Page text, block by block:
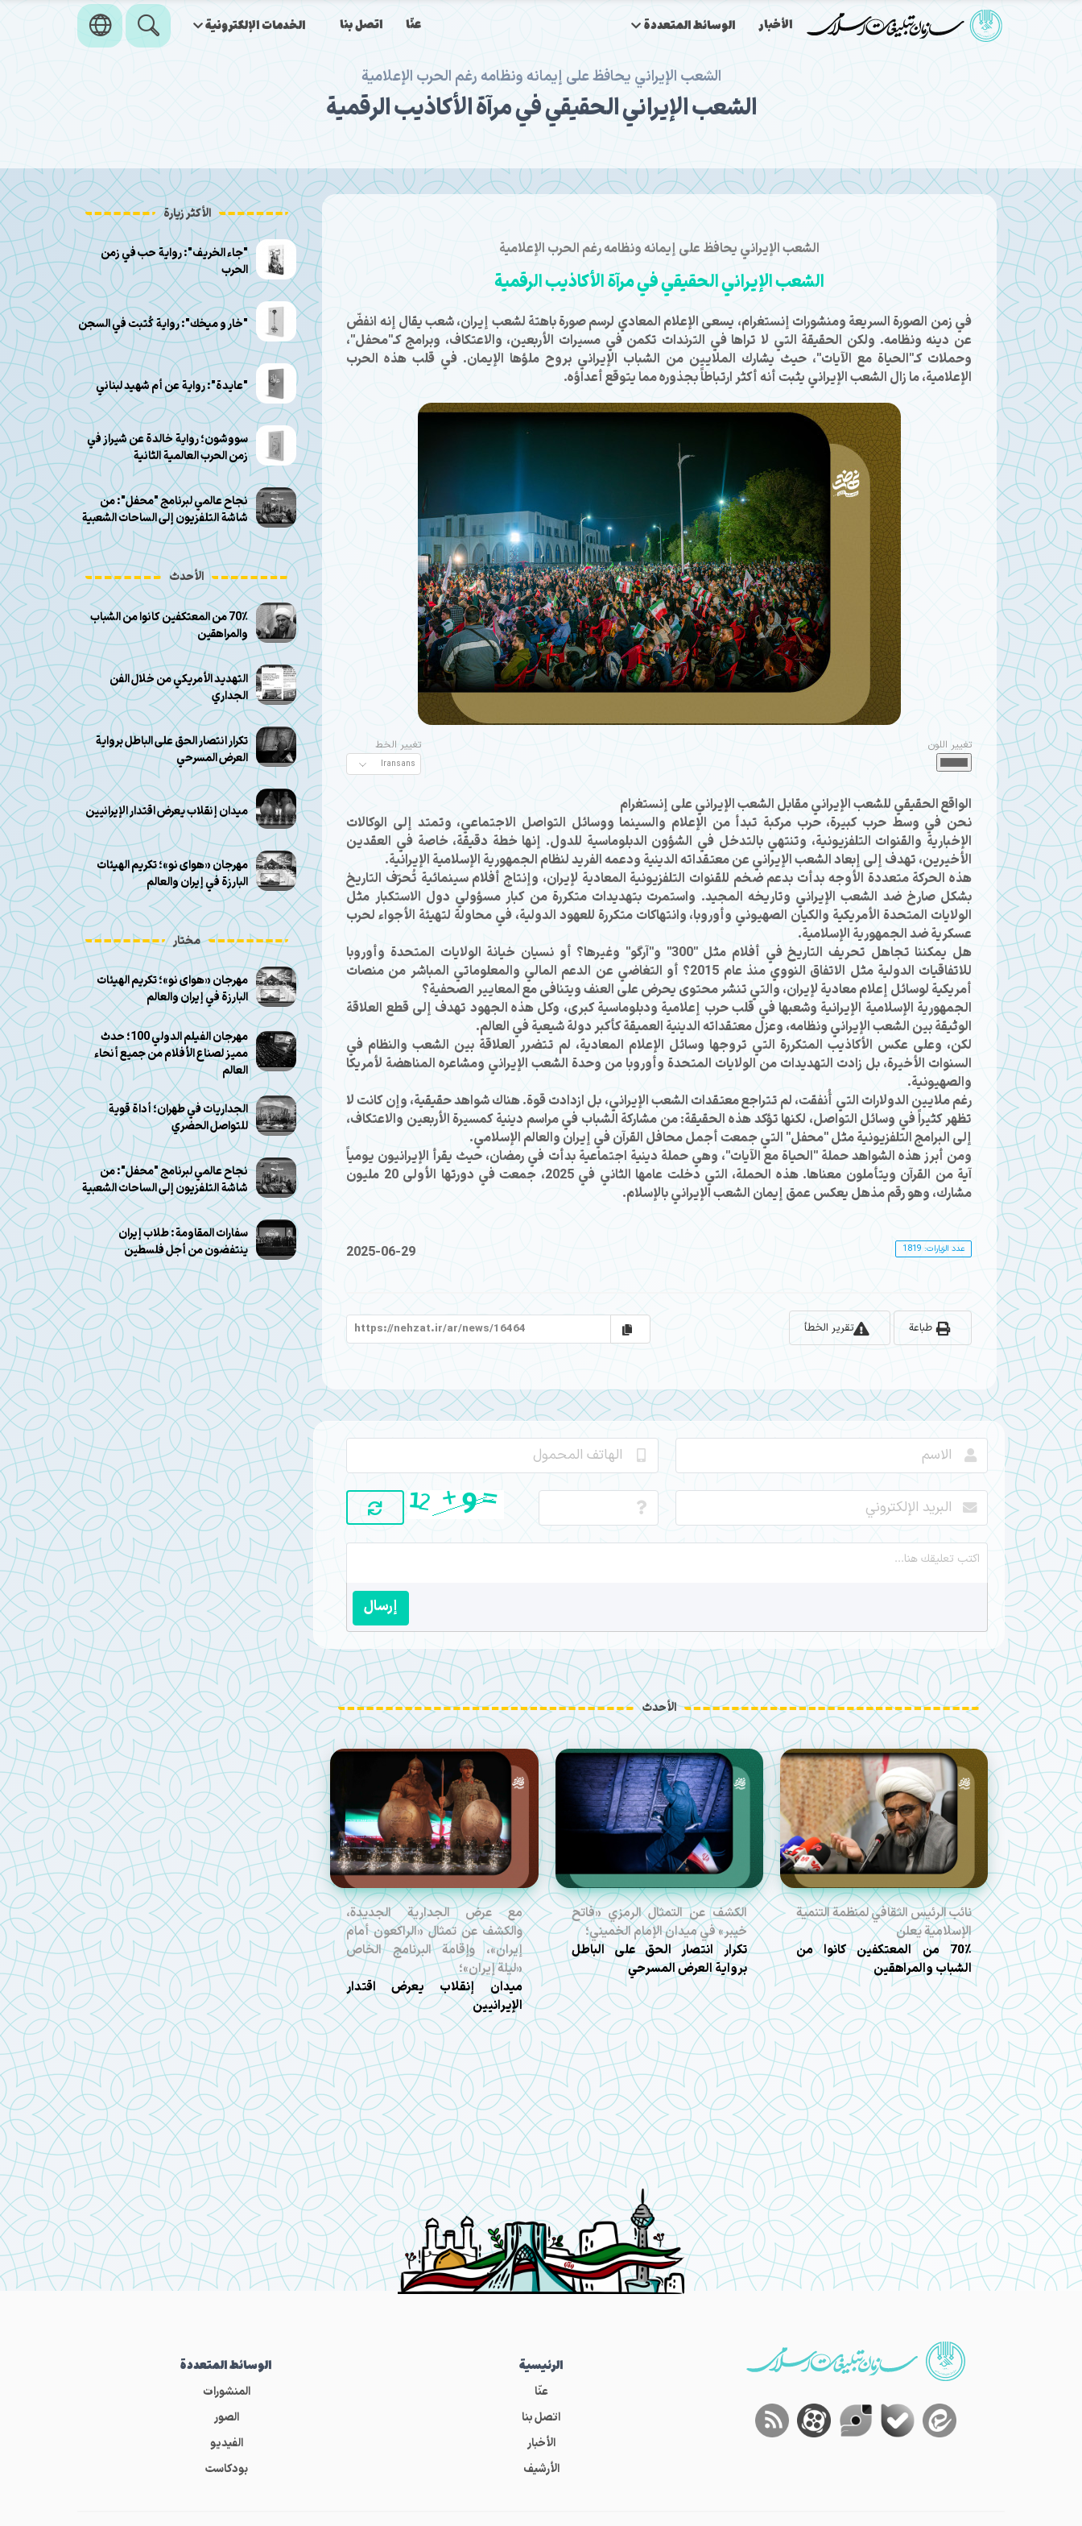
الأخبار الوسائط المتعددة عنّا اتصل بنا الخدمات الإلكترونية
الشعب الإيراني يحافظ على إيمانه ونظامه رغم الحرب الإعلامية
الشعب الإيراني الحقيقي في مرآة الأكاذيب الرقمية
الشعب الإيراني يحافظ على إيمانه ونظامه رغم الحرب الإعلامية
الشعب الإيراني الحقيقي في مرآة الأكاذيب الرقمية
في زمن الصورة السريعة ومنشورات إنستغرام، يسعى الإعلام المعادي لرسم صورة باهتة لشعب إيران، شعب يقال إنه انفضّ
عن دينه ونظامه. ولكن الحقيقة التي لا تراها في الترندات تكمن في مسيرات الأربعين، والاعتكاف، وبرامج كـ"محفل"،
وحملات كـ"الحياة مع الآيات"، حيث يشارك الملايين من الشباب الإيراني بروح ملؤها الإيمان. في قلب هذه الحرب
الإعلامية، ما زال الشعب الإيراني يثبت أنه أكثر ارتباطاً بجذوره مما يتوقع أعداؤه.
تغيير اللون تغيير الخط
الواقع الحقيقي للشعب الإيراني مقابل الشعب الإيراني على إنستغرام
نحن في وسط حرب كبيرة، حرب مركبة تبدأ من الإعلام والسينما ووسائل التواصل الاجتماعي، وتمتد إلى الوكالات
الإخبارية والقنوات التلفزيونية، وتنتهي بالتدخل في الشؤون الدبلوماسية للدول. إنها خطة دقيقة، خاصة في العقدين
الأخيرين، تهدف إلى إبعاد الشعب الإيراني عن معتقداته الدينية ودعمه الفريد لنظام الجمهورية الإسلامية الإيرانية.
هذه الحركة متعددة الأوجه بدأت بدعم ضخم للقنوات التلفزيونية المعادية لإيران، وإنتاج أفلام سينمائية تُحرّف التاريخ
بشكل صارخ ضد الشعب الإيراني وتاريخه المجيد. واستمرت بتهديدات متكررة من كبار مسؤولي دول الاستكبار مثل
الولايات المتحدة الأمريكية والكيان الصهيوني وأوروبا، وانتهاكات متكررة للعهود الدولية، في محاولة لتهيئة الأجواء لحرب
عسكرية ضد الجمهورية الإسلامية.
هل يمكننا تجاهل تحريف التاريخ في أفلام مثل "300" و"آرگو" وغيرها؟ أو نسيان خيانة الولايات المتحدة وأوروبا
للاتفاقيات الدولية مثل الاتفاق النووي منذ عام 2015؟ أو التغاضي عن الدعم المالي والمعلوماتي المباشر من منصات
أمريكية لوسائل إعلام معادية لإيران، والتي تنشر محتوى يحرض على العنف ويتنافى مع المعايير الصحفية؟
الجمهورية الإسلامية الإيرانية وشعبها في قلب حرب إعلامية ودبلوماسية كبرى، وكل هذه الجهود تهدف إلى قطع العلاقة
الوثيقة بين الشعب الإيراني ونظامه، وعزل معتقداته الدينية العميقة كأكبر دولة شيعية في العالم.
لكن، وعلى عكس الأكاذيب المتكررة التي تروجها وسائل الإعلام المعادية، لم تتضرر العلاقة بين الشعب والنظام في
السنوات الأخيرة، بل زادت التهديدات من الولايات المتحدة وأوروبا من وحدة الشعب الإيراني ومشاعره المناهضة لأمريكا
والصهيونية.
رغم ملايين الدولارات التي أُنفقت، لم تتراجع معتقدات الشعب الإيراني، بل ازدادت قوة. هناك شواهد حقيقية، وإن كانت لا
تظهر كثيراً في وسائل التواصل، لكنها تؤكد هذه الحقيقة: من مشاركة الشباب في مراسم دينية كمسيرة الأربعين والاعتكاف،
إلى البرامج التلفزيونية مثل "محفل" التي جمعت أجمل محافل القرآن في إيران والعالم الإسلامي.
ومن أبرز هذه الشواهد حملة "الحياة مع الآيات"، وهي حملة دينية اجتماعية بدأت في رمضان، حيث يقرأ الإيرانيون يومياً
آية من القرآن ويتأملون معناها. هذه الحملة، التي دخلت عامها الثاني في 2025، جمعت في دورتها الأولى 20 مليون
مشارك، وهو رقم مذهل يعكس عمق إيمان الشعب الإيراني بالإسلام.
2025-06-29 عدد الزيارات: 1819
تقرير الخطأ طباعة
إرسال
الأحدث
نائب الرئيس الثقافي لمنظمة التنمية
الإسلامية يعلن
70٪ من المعتكفين كانوا من
الشباب والمراهقين
الكشف عن التمثال الرمزي «فاتح
خيبر» في ميدان الإمام الخميني؛
تكرار انتصار الحق على الباطل
برواية العرض المسرحي
مع عرض الجدارية الجديدة،
والكشف عن تمثال «الراكعون أمام
إيران»، وإقامة البرنامج الخاص
«ليلة إيران»؛
ميدان إنقلاب يعرض اقتدار
الإيرانيين
الأكثر زيارة
"جاء الخريف": رواية حب في زمن
الحرب
"خار و ميخك": رواية كُتبت في السجن
"عايدة": رواية عن أم شهيد لبناني
سووشون؛ رواية خالدة عن شيراز في
زمن الحرب العالمية الثانية
نجاح عالمي لبرنامج "محفل": من
شاشة التلفزيون إلى الساحات الشعبية
الأحدث
70٪ من المعتكفين كانوا من الشباب
والمراهقين
التهديد الأمريكي من خلال الفن
الجداري
تكرار انتصار الحق على الباطل برواية
العرض المسرحي
ميدان إنقلاب يعرض اقتدار الإيرانيين
مهرجان «هوای نو»؛ تكريم الهيئات
البارزة في إيران والعالم
مختار
مهرجان «هوای نو»؛ تكريم الهيئات
البارزة في إيران والعالم
مهرجان الفيلم الدولي 100؛ حدث
مميز لصناع الأفلام من جميع أنحاء
العالم
الجداريات في طهران؛ أداة قوية
للتواصل الحضري
نجاح عالمي لبرنامج "محفل": من
شاشة التلفزيون إلى الساحات الشعبية
سفارات المقاومة: طلاب إيران
ينتفضون من أجل فلسطين
الرئيسية
عنّا
اتصل بنا
الأخبار
الأرشيف
الوسائط المتعددة
المنشورات
الصور
الفيديو
بودكاست